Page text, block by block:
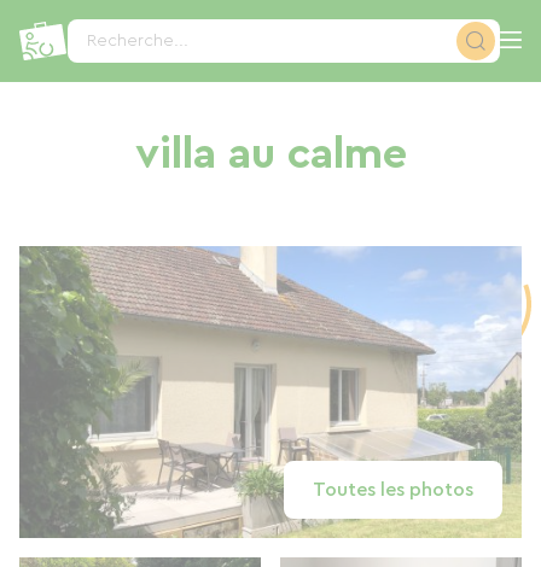
Recherche...
villa au calme
Toutes les photos
Panneau de gestion des cookies